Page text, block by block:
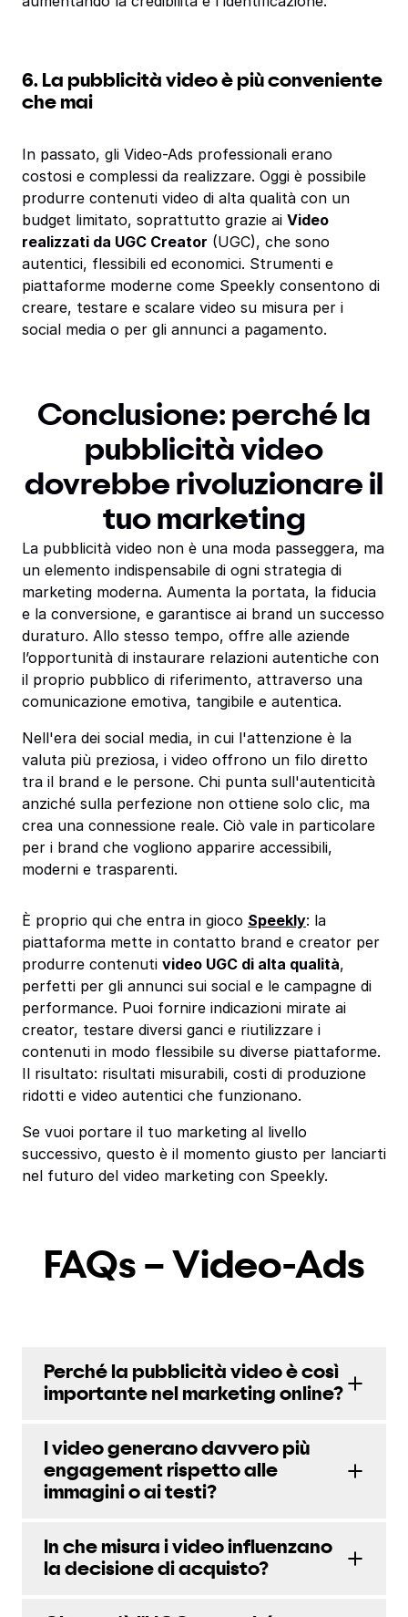
6. La pubblicità video è più conveniente
che mai
In passato, gli Video-Ads professionali erano
costosi e complessi da realizzare. Oggi è possibile
produrre contenuti video di alta qualità con un
budget limitato, soprattutto grazie ai Video
realizzati da UGC Creator (UGC), che sono
autentici, flessibili ed economici. Strumenti e
piattaforme moderne come Speekly consentono di
creare, testare e scalare video su misura per i
social media o per gli annunci a pagamento.
Conclusione: perché la
pubblicità video
dovrebbe rivoluzionare il
tuo marketing
La pubblicità video non è una moda passeggera, ma
un elemento indispensabile di ogni strategia di
marketing moderna. Aumenta la portata, la fiducia
e la conversione, e garantisce ai brand un successo
duraturo. Allo stesso tempo, offre alle aziende
l’opportunità di instaurare relazioni autentiche con
il proprio pubblico di riferimento, attraverso una
comunicazione emotiva, tangibile e autentica.
Nell'era dei social media, in cui l'attenzione è la
valuta più preziosa, i video offrono un filo diretto
tra il brand e le persone. Chi punta sull'autenticità
anziché sulla perfezione non ottiene solo clic, ma
crea una connessione reale. Ciò vale in particolare
per i brand che vogliono apparire accessibili,
moderni e trasparenti.
È proprio qui che entra in gioco Speekly: la
piattaforma mette in contatto brand e creator per
produrre contenuti video UGC di alta qualità,
perfetti per gli annunci sui social e le campagne di
performance. Puoi fornire indicazioni mirate ai
creator, testare diversi ganci e riutilizzare i
contenuti in modo flessibile su diverse piattaforme.
Il risultato: risultati misurabili, costi di produzione
ridotti e video autentici che funzionano.
Se vuoi portare il tuo marketing al livello
successivo, questo è il momento giusto per lanciarti
nel futuro del video marketing con Speekly.
FAQs – Video-Ads
Perché la pubblicità video è così
importante nel marketing online?
I video generano davvero più
engagement rispetto alle
immagini o ai testi?
In che misura i video influenzano
la decisione di acquisto?